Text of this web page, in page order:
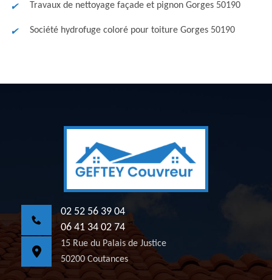
Travaux de nettoyage façade et pignon Gorges 50190
Société hydrofuge coloré pour toiture Gorges 50190
02 52 56 39 04
06 41 34 02 74
15 Rue du Palais de Justice
50200 Coutances